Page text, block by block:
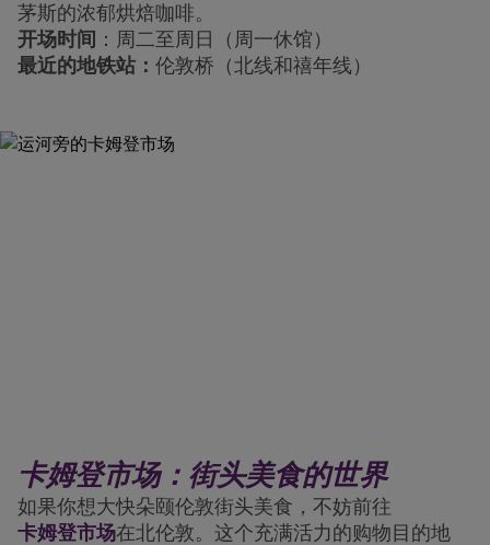
茅斯的浓郁烘焙咖啡。
开场时间 ：周二至周日（周一休馆）
最近的地铁站： 伦敦桥（北线和禧年线）
卡姆登市场：街头美食的世界
如果你想大快朵颐伦敦街头美食，不妨前往
卡姆登市场在北伦敦。这个充满活力的购物目的地